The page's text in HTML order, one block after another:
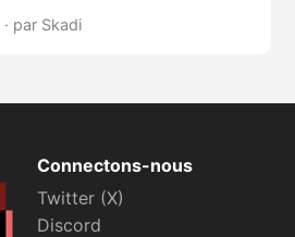
· par Skadi
Connectons-nous
Twitter (X)
Discord